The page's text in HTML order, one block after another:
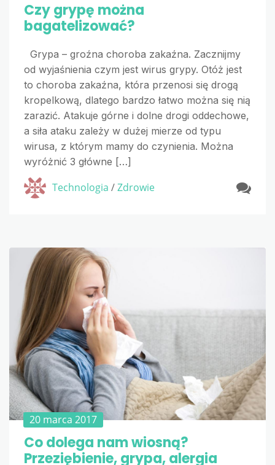
Czy grypę można
bagatelizować?
Grypa – groźna choroba zakaźna. Zacznijmy
od wyjaśnienia czym jest wirus grypy. Otóż jest
to choroba zakaźna, która przenosi się drogą
kropelkową, dlatego bardzo łatwo można się nią
zarazić. Atakuje górne i dolne drogi oddechowe,
a siła ataku zależy w dużej mierze od typu
wirusa, z którym mamy do czynienia. Można
wyróżnić 3 główne […]
Technologia /Zdrowie
20 marca 2017
Co dolega nam wiosną?
Przeziębienie, grypa, alergia